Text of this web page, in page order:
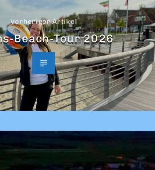
Vorheriger Artikel
Beach-Tour 2026